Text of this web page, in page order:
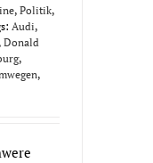
, Politik,
Audi,
, Donald
,
,